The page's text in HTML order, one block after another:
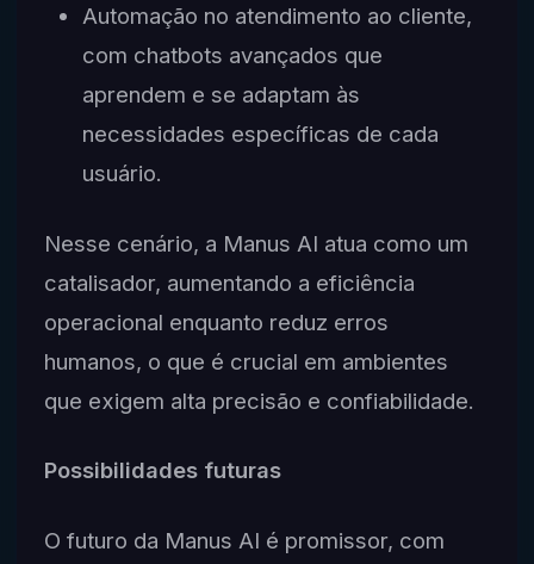
Automação no atendimento ao cliente,
com chatbots avançados que
aprendem e se adaptam às
necessidades específicas de cada
usuário.
Nesse cenário, a Manus AI atua como um
catalisador, aumentando a eficiência
operacional enquanto reduz erros
humanos, o que é crucial em ambientes
que exigem alta precisão e confiabilidade.
Possibilidades futuras
O futuro da Manus AI é promissor, com